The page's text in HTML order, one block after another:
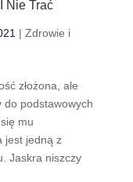
Nie Trać
| Zdrowie i
złożona, ale
do podstawowych
mu
jest jedną z
Jaskra niszczy